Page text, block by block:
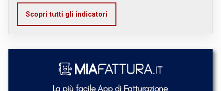
Scopri tutti gli indicatori